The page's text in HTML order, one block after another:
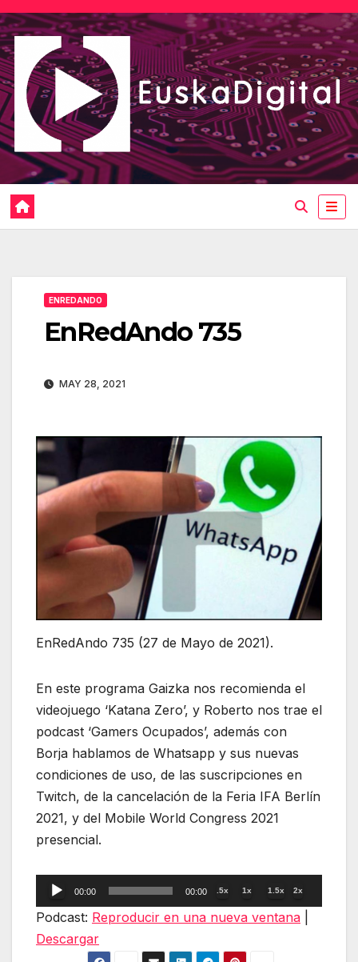
Saltar
al
contenido
ENREDANDO
EnRedAndo 735
MAY 28, 2021
EnRedAndo 735 (27 de Mayo de 2021).
En este programa Gaizka nos recomienda el
videojuego ‘Katana Zero’, y Roberto nos trae el
podcast ‘Gamers Ocupados’, además con
Borja hablamos de Whatsapp y sus nuevas
condiciones de uso, de las suscripciones en
Twitch, de la cancelación de la Feria IFA Berlín
2021, y del Mobile World Congress 2021
presencial.
Reproductor
de
00:00 00:00 .5x 1x 1.5x 2x
Podcast: Reproducir en una nueva ventana
Descargar